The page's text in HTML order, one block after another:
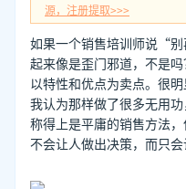
源，注册提取>>>
如果一个销售培训师说“
起来像是歪门邪道，不是
以特性和优点为卖点。很
我认为那样做了很多无用
称得上是平庸的销售方法
不会让人做出决策，而只会